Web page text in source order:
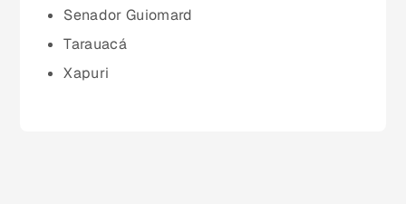
Senador Guiomard
Tarauacá
Xapuri